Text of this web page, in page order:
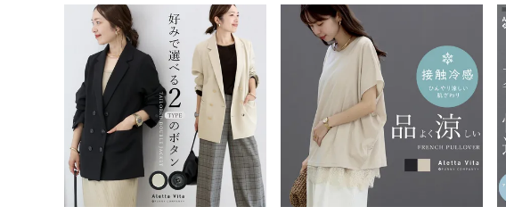
レディーストップス
レディースボトムス
ファッション雑貨